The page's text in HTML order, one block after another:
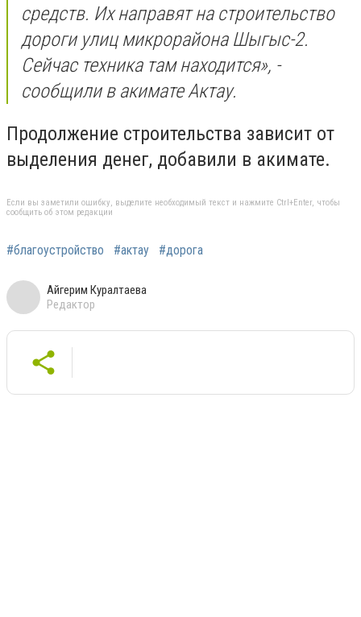
средств. Их направят на строительство
дороги улиц микрорайона Шыгыс-2.
Сейчас техника там находится», -
сообщили в акимате Актау.
Продолжение строительства зависит от
выделения денег, добавили в акимате.
Если вы заметили ошибку, выделите необходимый текст и нажмите Ctrl+Enter, чтобы
сообщить об этом редакции
#благоустройство #актау #дорога
Айгерим Куралтаева
Редактор